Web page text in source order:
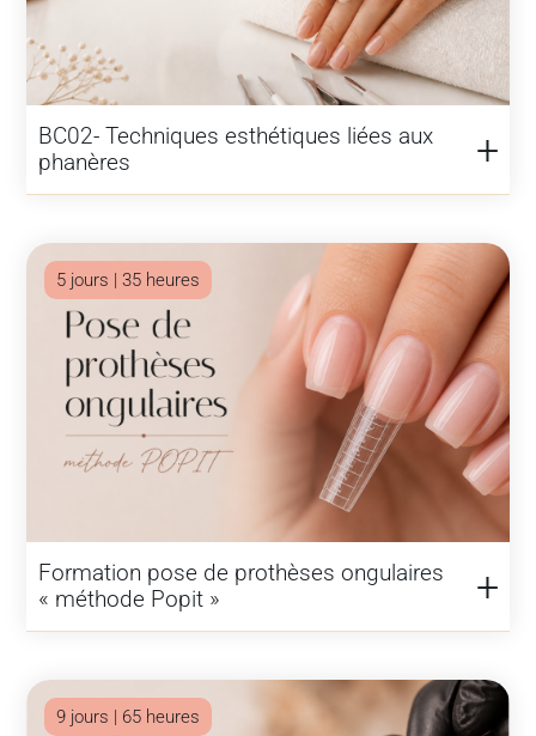
BC02- Techniques esthétiques liées aux
phanères
5 jours | 35 heures
Formation pose de prothèses ongulaires
« méthode Popit »
9 jours | 65 heures